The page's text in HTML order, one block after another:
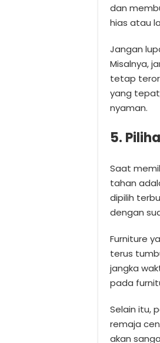
dan
hias atau
Jangan
Misalnya,
tetap
yang
nyaman.
5.
Saat
tahan
dipilih
dengan
Furniture
terus
jangka
pada
Selain itu,
remaja
akan